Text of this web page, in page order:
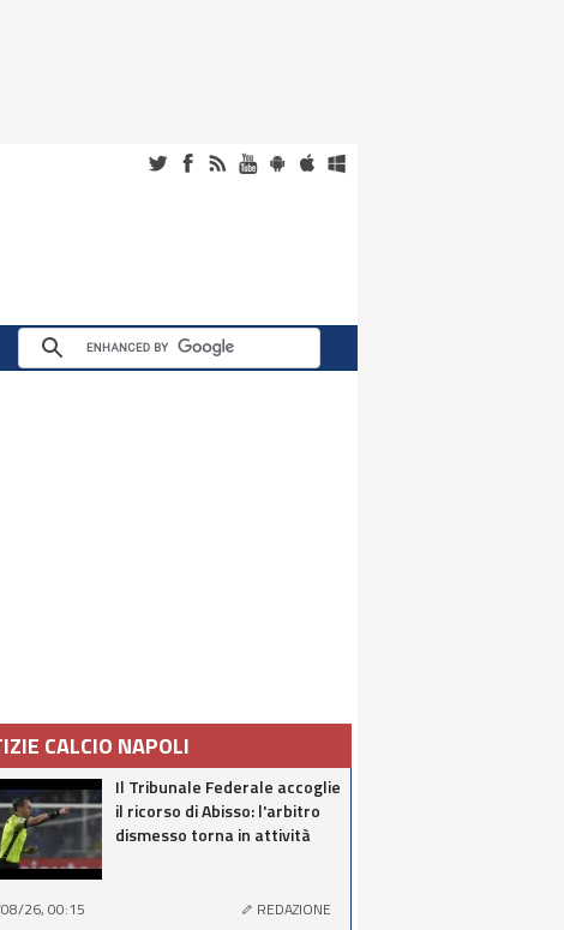
CALCIO NAPOLI
Il Tribunale Federale accoglie
il ricorso di Abisso: l'arbitro
dismesso torna in attività
26, 00:15 REDAZIONE